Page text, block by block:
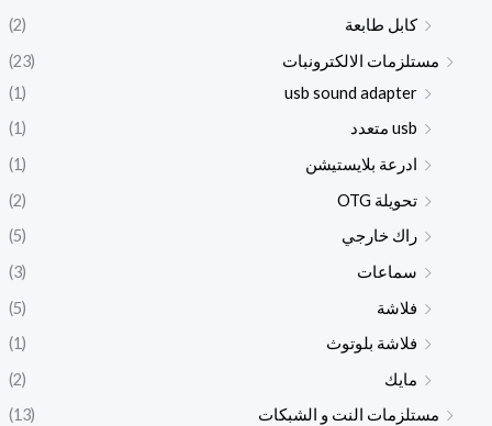
كابل طابعة
(2)
مستلزمات الالكترونبات
(23)
usb sound adapter
(1)
usb متعدد
(1)
ادرعة بلايستيشن
(1)
تحويلة OTG
(2)
راك خارجي
(5)
سماعات
(3)
فلاشة
(5)
فلاشة بلوتوث
(1)
مايك
(2)
مستلزمات النت و الشبكات
(13)